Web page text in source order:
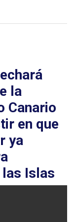
la
Canario
en que
ya
Islas